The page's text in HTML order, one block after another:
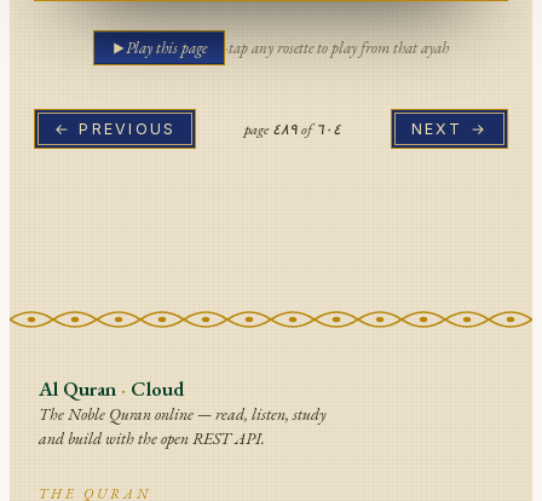
Play this page ·tap any rosette to play from that ayah
← PREVIOUS page٤٨٩of٦٠٤ NEXT →
Al Quran · Cloud
The Noble Quran online — read, listen, study
and build with the open REST API.
THE QURAN